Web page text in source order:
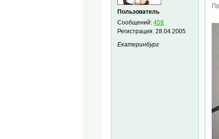
Пользователь
Сообщений:459
Регистрация:28.04.2005
Екатеринбург